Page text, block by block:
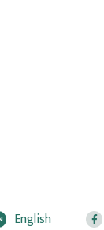
English